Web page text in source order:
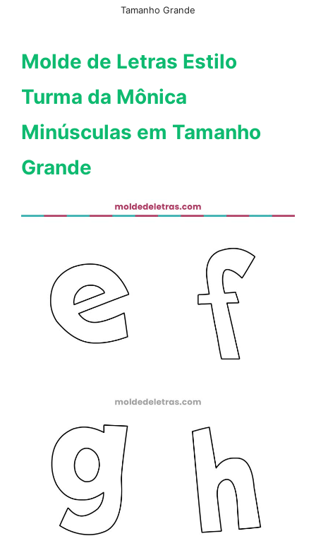
Tamanho Grande
Molde de Letras Estilo
Turma da Mônica
Minúsculas em Tamanho
Grande